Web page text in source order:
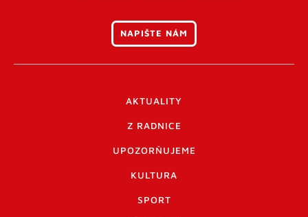
NAPIŠTE NÁM
AKTUALITY
Z RADNICE
UPOZORŇUJEME
KULTURA
SPORT